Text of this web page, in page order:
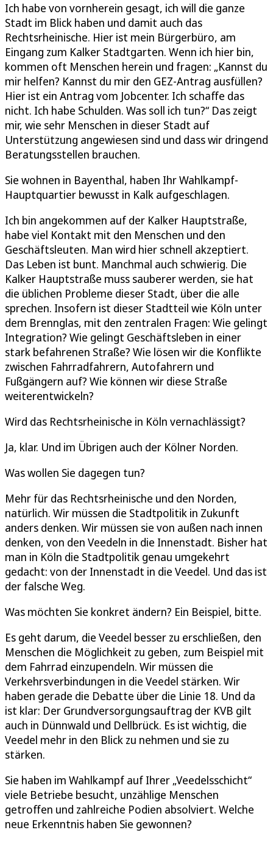
Ich habe von vornherein gesagt, ich will die ganze
Stadt im Blick haben und damit auch das
Rechtsrheinische. Hier ist mein Bürgerbüro, am
Eingang zum Kalker Stadtgarten. Wenn ich hier bin,
kommen oft Menschen herein und fragen: „Kannst du
mir helfen? Kannst du mir den GEZ-Antrag ausfüllen?
Hier ist ein Antrag vom Jobcenter. Ich schaffe das
nicht. Ich habe Schulden. Was soll ich tun?“ Das zeigt
mir, wie sehr Menschen in dieser Stadt auf
Unterstützung angewiesen sind und dass wir dringend
Beratungsstellen brauchen.
Sie wohnen in Bayenthal, haben Ihr Wahlkampf-
Hauptquartier bewusst in Kalk aufgeschlagen.
Ich bin angekommen auf der Kalker Hauptstraße,
habe viel Kontakt mit den Menschen und den
Geschäftsleuten. Man wird hier schnell akzeptiert.
Das Leben ist bunt. Manchmal auch schwierig. Die
Kalker Hauptstraße muss sauberer werden, sie hat
die üblichen Probleme dieser Stadt, über die alle
sprechen. Insofern ist dieser Stadtteil wie Köln unter
dem Brennglas, mit den zentralen Fragen: Wie gelingt
Integration? Wie gelingt Geschäftsleben in einer
stark befahrenen Straße? Wie lösen wir die Konflikte
zwischen Fahrradfahrern, Autofahrern und
Fußgängern auf? Wie können wir diese Straße
weiterentwickeln?
Wird das Rechtsrheinische in Köln vernachlässigt?
Ja, klar. Und im Übrigen auch der Kölner Norden.
Was wollen Sie dagegen tun?
Mehr für das Rechtsrheinische und den Norden,
natürlich. Wir müssen die Stadtpolitik in Zukunft
anders denken. Wir müssen sie von außen nach innen
denken, von den Veedeln in die Innenstadt. Bisher hat
man in Köln die Stadtpolitik genau umgekehrt
gedacht: von der Innenstadt in die Veedel. Und das ist
der falsche Weg.
Was möchten Sie konkret ändern? Ein Beispiel, bitte.
Es geht darum, die Veedel besser zu erschließen, den
Menschen die Möglichkeit zu geben, zum Beispiel mit
dem Fahrrad einzupendeln. Wir müssen die
Verkehrsverbindungen in die Veedel stärken. Wir
haben gerade die Debatte über die Linie 18. Und da
ist klar: Der Grundversorgungsauftrag der KVB gilt
auch in Dünnwald und Dellbrück. Es ist wichtig, die
Veedel mehr in den Blick zu nehmen und sie zu
stärken.
Sie haben im Wahlkampf auf Ihrer „Veedelsschicht“
viele Betriebe besucht, unzählige Menschen
getroffen und zahlreiche Podien absolviert. Welche
neue Erkenntnis haben Sie gewonnen?